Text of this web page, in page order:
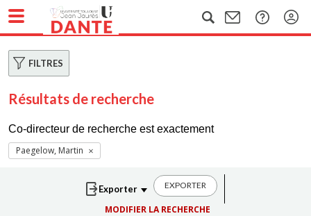
FILTRES
Résultats de recherche
Co-directeur de recherche est exactement
Paegelow, Martin
EXPORTER
MODIFIER LA RECHERCHE